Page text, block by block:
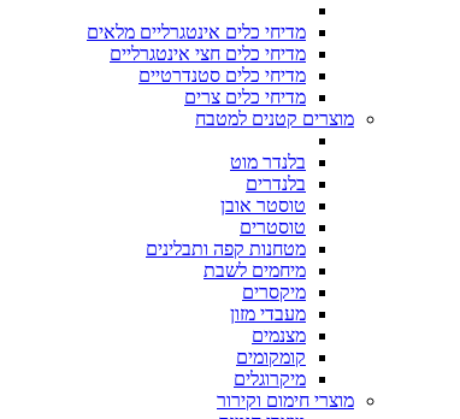
מדיחי כלים אינטגרליים מלאים
מדיחי כלים חצי אינטגרליים
מדיחי כלים סטנדרטיים
מדיחי כלים צרים
מוצרים קטנים למטבח
בלנדר מוט
בלנדרים
טוסטר אובן
טוסטרים
מטחנות קפה ותבלינים
מיחמים לשבת
מיקסרים
מעבדי מזון
מצנמים
קומקומים
מיקרוגלים
מוצרי חימום וקירור